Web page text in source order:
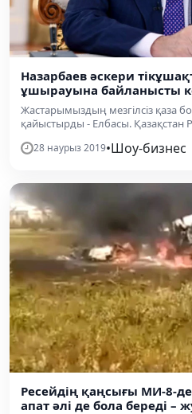
Назарбаев әскери
ұшырауына байланысты
Жастарымыздың мезгілсіз қаза
қайыстырды - Елбасы. Қазақстан
28 наурыз 2019•Шоу-бизнес
Ресейдің қаңсығы МИ-8-
апат әлі де бола береді –